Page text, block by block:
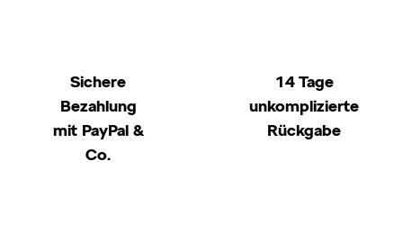
Sichere
Bezahlung
mit PayPal &
Co.
14 Tage
unkomplizierte
Rückgabe